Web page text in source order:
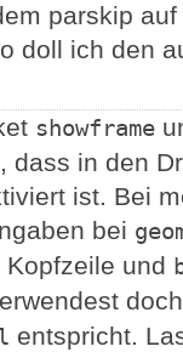
parskip
doll ich den
showframe
dass in den
ist. Bei
bei
und
entspricht.